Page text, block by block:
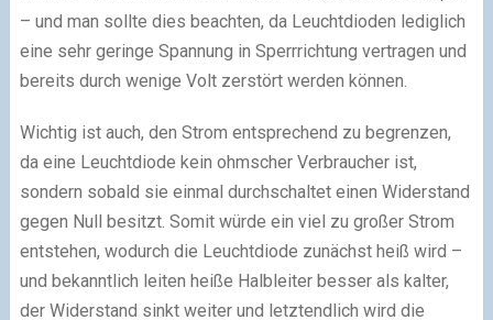
– und man sollte dies beachten, da Leuchtdioden lediglich
eine sehr geringe Spannung in Sperrrichtung vertragen und
bereits durch wenige Volt zerstört werden können.
Wichtig ist auch, den Strom entsprechend zu begrenzen,
da eine Leuchtdiode kein ohmscher Verbraucher ist,
sondern sobald sie einmal durchschaltet einen Widerstand
gegen Null besitzt. Somit würde ein viel zu großer Strom
entstehen, wodurch die Leuchtdiode zunächst heiß wird –
und bekanntlich leiten heiße Halbleiter besser als kalter,
der Widerstand sinkt weiter und letztendlich wird die